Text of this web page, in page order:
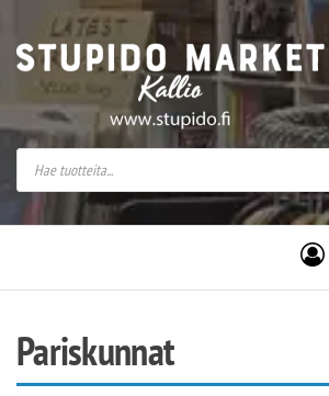
Stupido Market – verkossa ja
Stupido
Pariskunnat